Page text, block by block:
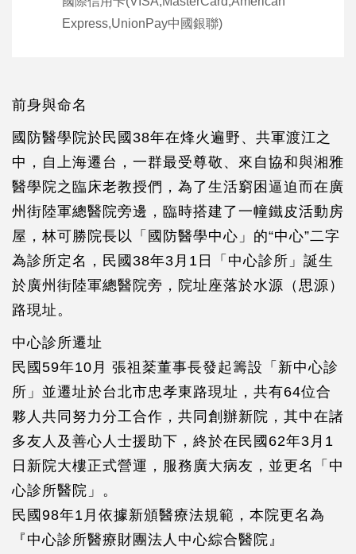
Express,UnionPay中國銀聯)
前身與命名
國防醫學院於民國38年在烽火遍野、共軍渡江之
中，自上海遷台，一群最受尊敬、來自協和與湘雅
醫學院之臨床老教授們，為了生活窮困逼迫而在廣
州街陸軍總醫院旁邊，臨時搭建了一幢鐵皮活動房
屋，林可勝院長以「國防醫學中心」的“中心”二字
為診所定名，民國38年3月1日「中心診所」誕生
於廣州街陸軍總醫院旁，院址座落於水源（思源）
路現址。
中心診所遷址
民國59年10月 張祖棻董事長發起籌設「新中心診
所」並遷址於台北市忠孝東路現址，共有64位合
夥人共同努力分工合作，共同創辦新院，其中在諸
多友人及善心人士援助下，終於在民國62年3月1
日新院大樓正式營運，服務廣大病友，並更名「中
心診所醫院」。
民國98年1月依據新頒醫療法規範，本院更名為
『中心診所醫療財團法人中心綜合醫院』